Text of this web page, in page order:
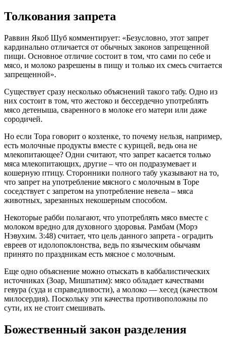
Толкования запрета
Раввин Якоб Шуб комментирует: «Безусловно, этот запрет
кардинально отличается от обычных законов запрещенной
пищи. Основное отличие состоит в том, что сами по себе и
мясо, и молоко разрешены в пищу и только их смесь считается
запрещенной».
Существует сразу несколько объяснений такого табу. Одно из
них состоит в том, что жестоко и бессердечно употреблять
мясо детеныша, сваренного в молоке его матери или даже
сородичей.
Но если Тора говорит о козленке, то почему нельзя, например,
есть молочные продукты вместе с курицей, ведь она не
млекопитающее? Одни считают, что запрет касается только
мяса млекопитающих, другие – что он подразумевает и
кошерную птицу. Сторонники полного табу указывают на то,
что запрет на употребление мясного с молочным в Торе
соседствует с запретом на употребление невела – мяса
животных, зарезанных некошерным способом.
Некоторые рабби полагают, что употреблять мясо вместе с
молоком вредно для духовного здоровья. Рамбам (Морэ
Нэвухим. 3:48) считает, что цель данного запрета - оградить
евреев от идолопоклонства, ведь по языческим обычаям
принято по праздникам есть мясное с молочным.
Еще одно объяснение можно отыскать в каббалистических
источниках (Зоар, Мишпатим): мясо обладает качествами
гевура (суда и справедливости), а молоко — хесед (качеством
милосердия). Поскольку эти качества противоположны по
сути, их не стоит смешивать.
Божественный закон разделения